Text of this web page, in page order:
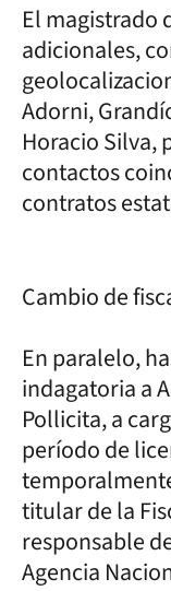
El magistrado
adicionales,
Adorni,
Horacio Silva,
contactos
contratos
Cambio de
En paralelo,
indagatoria a
Pollicita, a
período de
titular de la
responsable
Agencia